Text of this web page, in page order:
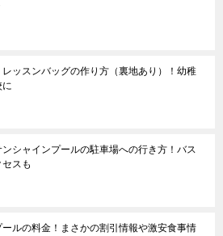
レッスンバッグの作り方（裏地あり）！幼稚
に
シャインプールの駐車場への行き方！バス
スも
ールの料金！まさかの割引情報や激安食事情